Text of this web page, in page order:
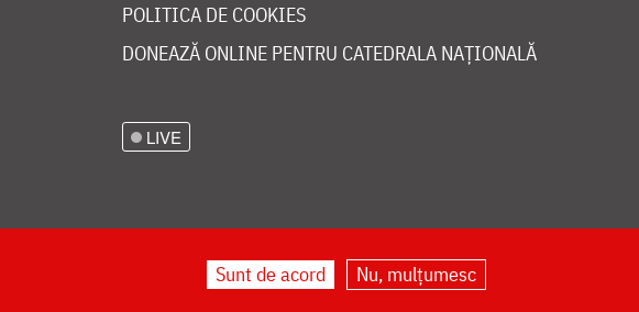
POLITICA DE COOKIES
DONEAZĂ ONLINE PENTRU CATEDRALA NAȚIONALĂ
LIVE
Sunt de acord Nu, mulțumesc